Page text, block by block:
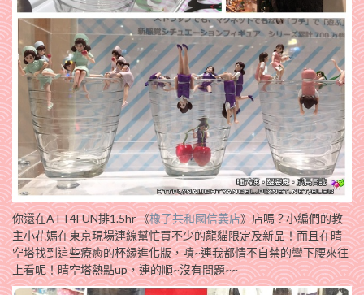
你還在ATT4FUN排1.5hr 《橡子共和國信義店》店嗎？小編們的教
主小花媽在東京現場連線幫忙買不少的龍貓限定及新品！而且在晴
空塔找到這些療癒的杯縁進化版，嘖~連我都情不自禁的彎下腰來往
上看呢！晴空塔熱點up，連的順~沒有問題~~